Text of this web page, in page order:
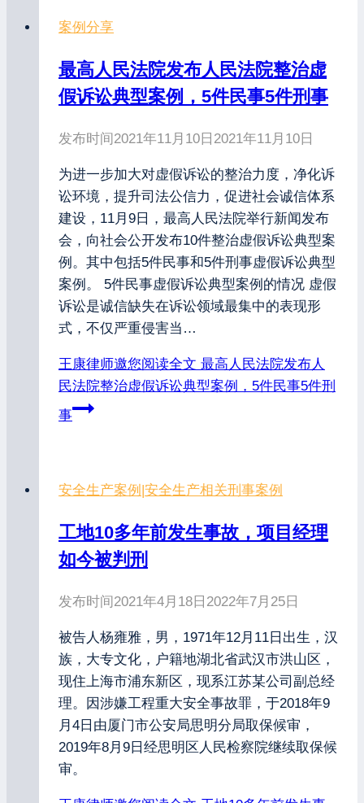
案例分享
最高人民法院发布人民法院整治虚
假诉讼典型案例，5件民事5件刑事
发布时间2021年11月10日 2021年11月10日
为进一步加大对虚假诉讼的整治力度，净化诉
讼环境，提升司法公信力，促进社会诚信体系
建设，11月9日，最高人民法院举行新闻发布
会，向社会公开发布10件整治虚假诉讼典型案
例。其中包括5件民事和5件刑事虚假诉讼典型
案例。 5件民事虚假诉讼典型案例的情况 虚假
诉讼是诚信缺失在诉讼领域最集中的表现形
式，不仅严重侵害当…
王康律师邀您阅读全文 最高人民法院发布人
民法院整治虚假诉讼典型案例，5件民事5件刑
事
安全生产案例 |安全生产相关刑事案例
工地10多年前发生事故，项目经理
如今被判刑
发布时间2021年4月18日 2022年7月25日
被告人杨雍雅，男，1971年12月11日出生，汉
族，大专文化，户籍地湖北省武汉市洪山区，
现住上海市浦东新区，现系江苏某公司副总经
理。因涉嫌工程重大安全事故罪，于2018年9
月4日由厦门市公安局思明分局取保候审，
2019年8月9日经思明区人民检察院继续取保候
审。